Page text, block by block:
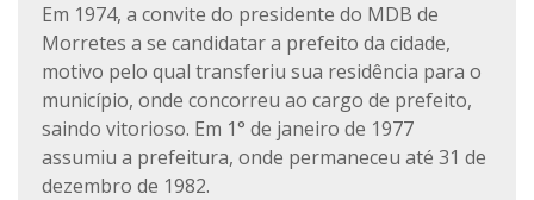
Em 1974, a convite do presidente do MDB de
Morretes a se candidatar a prefeito da cidade,
motivo pelo qual transferiu sua residência para o
município, onde concorreu ao cargo de prefeito,
saindo vitorioso. Em 1° de janeiro de 1977
assumiu a prefeitura, onde permaneceu até 31 de
dezembro de 1982.